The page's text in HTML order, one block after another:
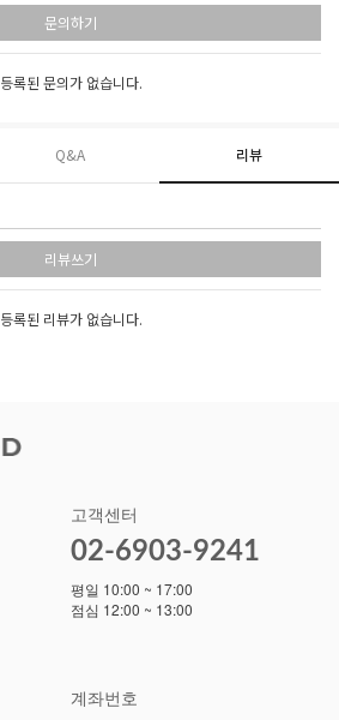
문의하기
등록된 문의가 없습니다.
Q&A 리뷰
리뷰쓰기
등록된 리뷰가 없습니다.
고객센터
02-6903-9241
평일 10:00 ~ 17:00
점심 12:00 ~ 13:00
계좌번호